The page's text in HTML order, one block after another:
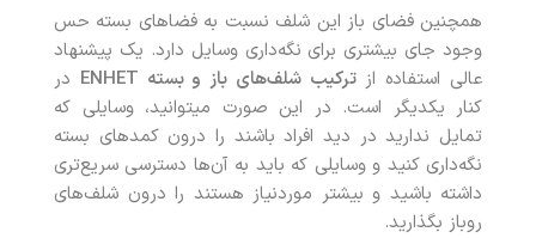
همچنین فضای باز این شلف نسبت به فضاهای بسته حس
وجود جای بیشتری برای نگه‌داری وسایل دارد. یک پیشنهاد
عالی استفاده ازترکیب شلف‌های باز و بسته ENHET در
کنار یکدیگر است. در این صورت میتوانید، وسایلی که
تمایل ندارید در دید افراد باشند را درون کمدهای بسته
نگه‌داری کنید و وسایلی که باید به‌ آن‌ها دسترسی سریع‌تری
داشته باشید و بیشتر موردنیاز هستند را درون شلف‌های
روباز بگذارید.